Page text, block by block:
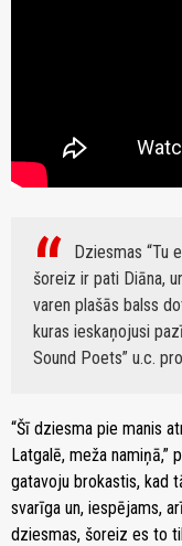
Dziesmas “Tu
šoreiz ir pati Diāna,
varen plašās balss
kuras ieskaņojusi
Sound Poets” u.c.
“Šī dziesma pie manis
Latgalē, meža namiņā,”
gatavoju brokastis, kad
svarīga un, iespējams,
dziesmas, šoreiz es to